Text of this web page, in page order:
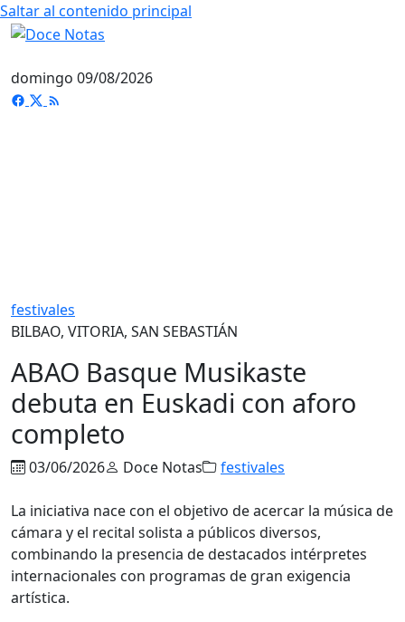
Saltar al contenido principal
domingo 09/08/2026
festivales
BILBAO, VITORIA, SAN SEBASTIÁN
ABAO Basque Musikaste
debuta en Euskadi con aforo
completo
03/06/2026 Doce Notas festivales
La iniciativa nace con el objetivo de acercar la música de
cámara y el recital solista a públicos diversos,
combinando la presencia de destacados intérpretes
internacionales con programas de gran exigencia
artística.